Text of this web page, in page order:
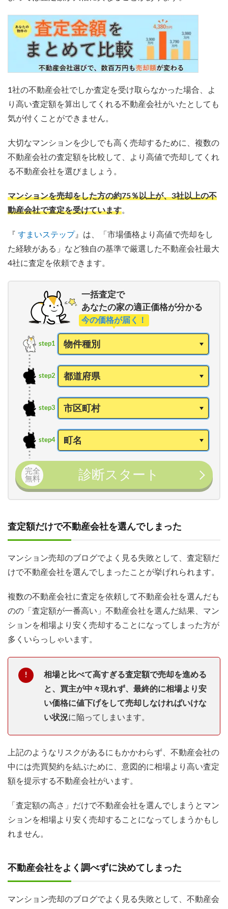
1社の不動産会社でしか査定を受け取らなかった場合、よ
り高い査定額を算出してくれる不動産会社がいたとしても
気が付くことができません。
大切なマンションを少しでも高く売却するために、複数の
不動産会社の査定額を比較して、より高値で売却してくれ
る不動産会社を選びましょう。
マンションを売却をした方の約75％以上が、3社以上の不
動産会社で査定を受けています。
『 すまいステップ 』は、「市場価格より高値で売却をし
た経験がある」など独自の基準で厳選した不動産会社最大
4社に査定を依頼できます。
一括査定で
あなたの家の適正価格が分かる
今の価格が届く！
step1
step2
step3
step4
完全
無料
診断スタート
査定額だけで不動産会社を選んでしまった
マンション売却のブログでよく見る失敗として、査定額だ
けで不動産会社を選んでしまったことが挙げれられます。
複数の不動産会社に査定を依頼して不動産会社を選んだも
のの「査定額が一番高い」不動産会社を選んだ結果、マン
ションを相場より安く売却することになってしまった方が
多くいらっしゃいます。
相場と比べて高すぎる査定額で売却を進める
と、買主が中々現れず、最終的に相場より安
い価格に値下げをして売却しなければいけな
い状況に陥ってしまいます。
上記のようなリスクがあるにもかかわらず、不動産会社の
中には売買契約を結ぶために、意図的に相場より高い査定
額を提示する不動産会社がいます。
「査定額の高さ」だけで不動産会社を選んでしまうとマン
ションを相場より安く売却することになってしまうかもし
れません。
不動産会社をよく調べずに決めてしまった
マンション売却のブログでよく見る失敗として、不動産会